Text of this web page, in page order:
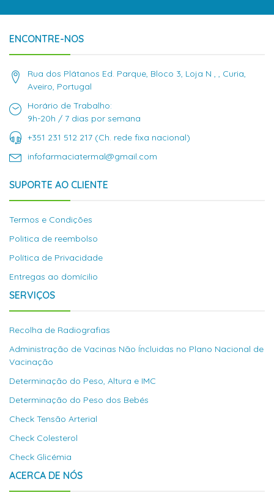
ENCONTRE-NOS
Rua dos Plátanos Ed. Parque, Bloco 3, Loja N , , Curia,
Aveiro, Portugal
Horário de Trabalho:
9h-20h / 7 dias por semana
+351 231 512 217 (Ch. rede fixa nacional)
infofarmaciatermal@gmail.com
SUPORTE AO CLIENTE
Termos e Condições
Politica de reembolso
Política de Privacidade
Entregas ao domícilio
SERVIÇOS
Recolha de Radiografias
Administração de Vacinas Não Íncluidas no Plano Nacional de
Vacinação
Determinação do Peso, Altura e IMC
Determinação do Peso dos Bebés
Check Tensão Arterial
Check Colesterol
Check Glicémia
ACERCA DE NÓS